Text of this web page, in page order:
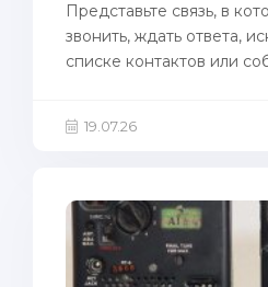
Представьте связь, в
звонить, ждать ответа,
списке контактов или
19.07.26